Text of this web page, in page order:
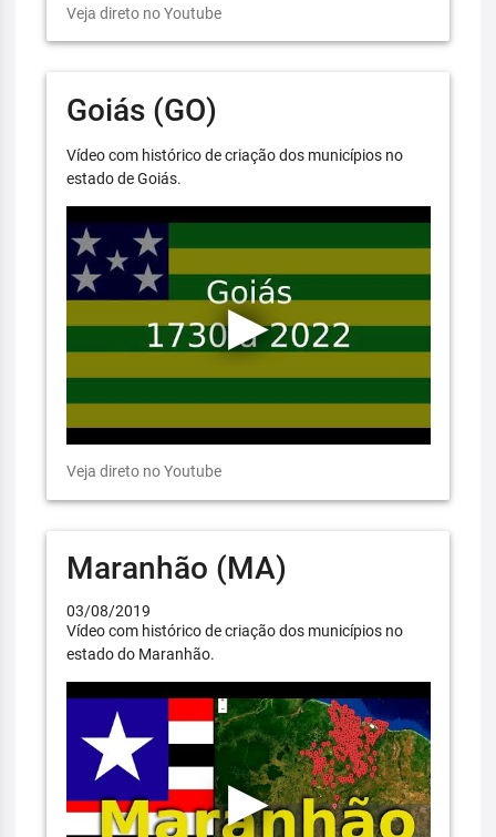
Veja direto no Youtube
Goiás (GO)
Vídeo com histórico de criação dos municípios no
estado de Goiás.
Veja direto no Youtube
Maranhão (MA)
03/08/2019
Vídeo com histórico de criação dos municípios no
estado do Maranhão.